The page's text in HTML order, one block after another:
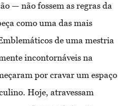
— não fossem as regras da
como uma das mais
de uma mestria
incontornáveis na
por cravar um espaço
Hoje, atravessam